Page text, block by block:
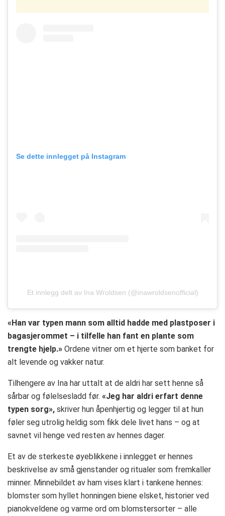
Se dette innlegget på Instagram
Et innlegg delt av Ina Wroldsen (@inawroldsenofficial)
«Han var typen mann som alltid hadde med plastposer i
bagasjerommet – i tilfelle han fant en plante som
trengte hjelp.» Ordene vitner om et hjerte som banket for
alt levende og vakker natur.
Tilhengere av Ina har uttalt at de aldri har sett henne så
sårbar og følelsesladd før. «Jeg har aldri erfart denne
typen sorg», skriver hun åpenhjertig og legger til at hun
føler seg utrolig heldig som fikk dele livet hans – og at
savnet vil henge ved resten av hennes dager.
Et av de sterkeste øyeblikkene i innlegget er hennes
beskrivelse av små gjenstander og ritualer som fremkaller
minner. Minnebildet av ham vises klart i tankene hennes:
blomster som hyllet honningen biene elsket, historier ved
pianokveldene og varme ord om blomstersorter – alle